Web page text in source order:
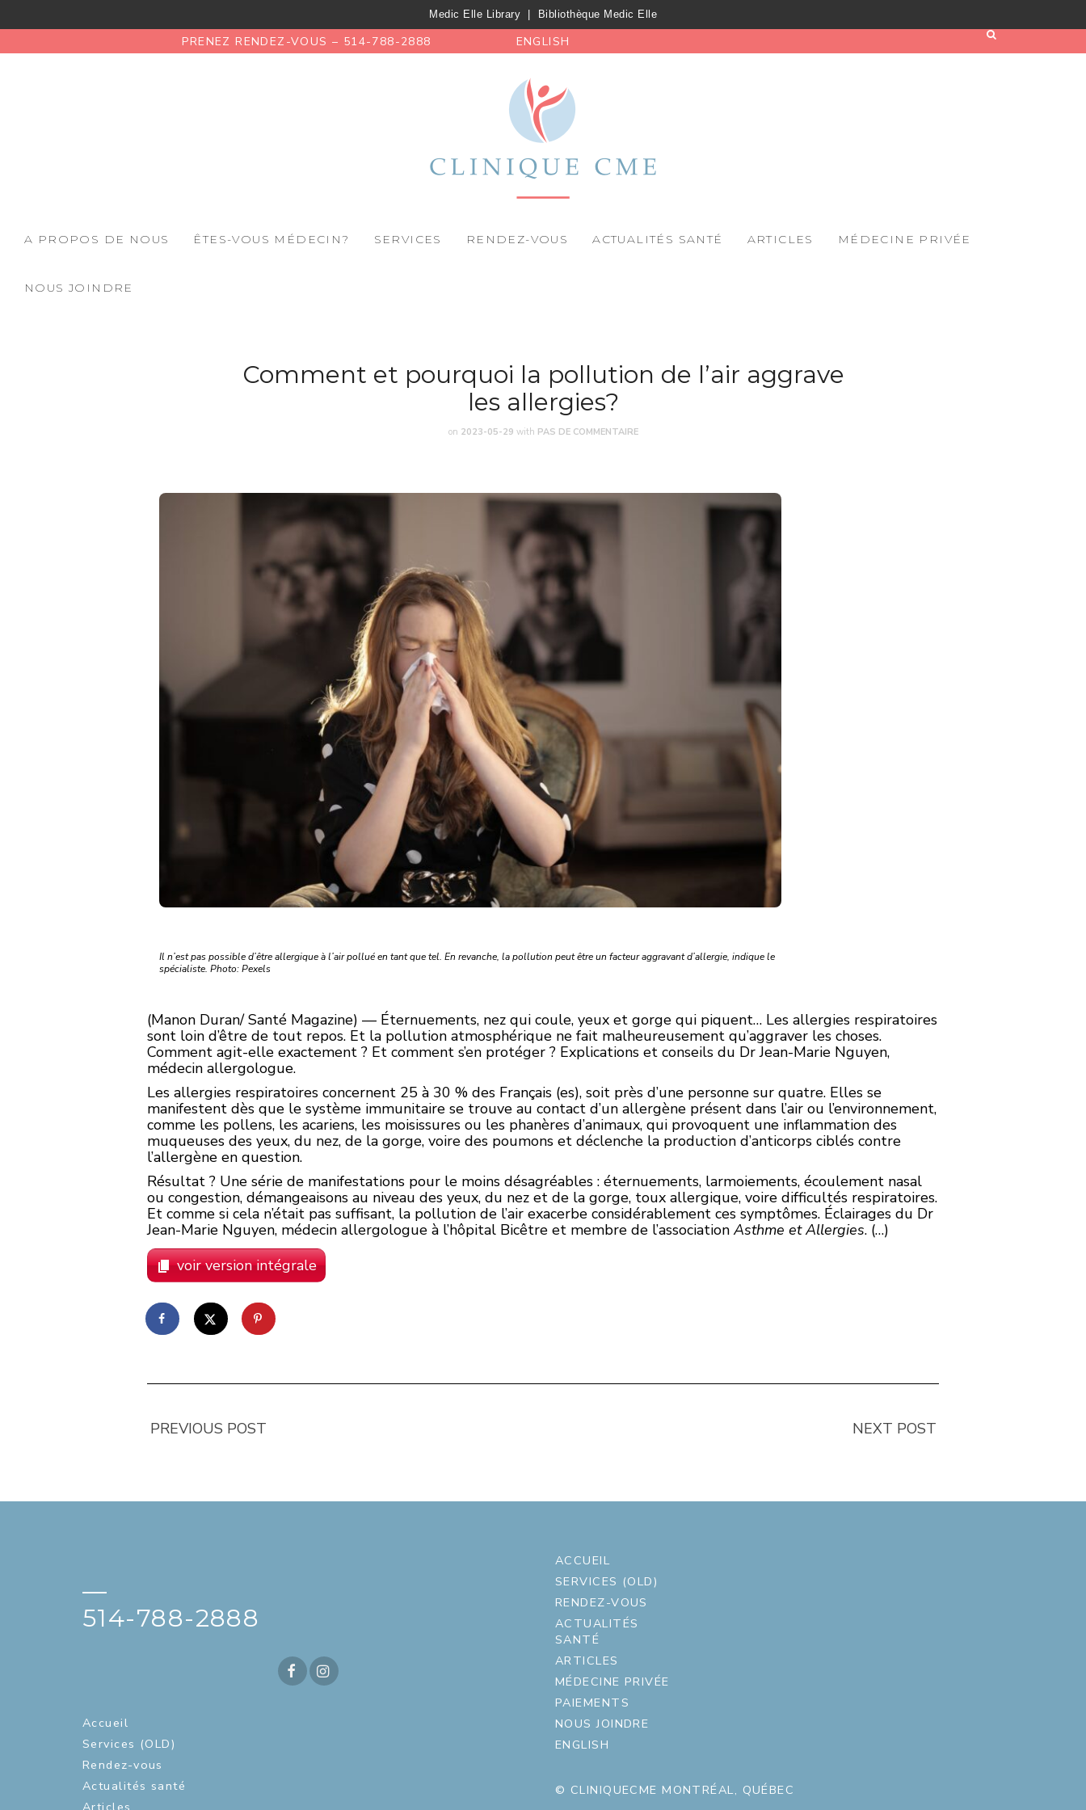
Medic Elle Library Bibliothèque Medic Elle
PRENEZ RENDEZ-VOUS – 514-788-2888 ENGLISH
A PROPOS DE NOUS ÊTES-VOUS MÉDECIN? SERVICES RENDEZ-VOUS ACTUALITÉS SANTÉ ARTICLES MÉDECINE PRIVÉE
NOUS JOINDRE
Comment et pourquoi la pollution de l’air aggrave
les allergies?
on 2023-05-29 with PAS DE COMMENTAIRE
Il n’est pas possible d’être allergique à l’air pollué en tant que tel. En revanche, la pollution peut être un facteur aggravant d’allergie, indique le
spécialiste. Photo: Pexels
(Manon Duran/ Santé Magazine) — Éternuements, nez qui coule, yeux et gorge qui piquent… Les allergies respiratoires
sont loin d’être de tout repos. Et la pollution atmosphérique ne fait malheureusement qu’aggraver les choses.
Comment agit-elle exactement ? Et comment s’en protéger ? Explications et conseils du Dr Jean-Marie Nguyen,
médecin allergologue.
Les allergies respiratoires concernent 25 à 30 % des Français (es), soit près d’une personne sur quatre. Elles se
manifestent dès que le système immunitaire se trouve au contact d’un allergène présent dans l’air ou l’environnement,
comme les pollens, les acariens, les moisissures ou les phanères d’animaux, qui provoquent une inflammation des
muqueuses des yeux, du nez, de la gorge, voire des poumons et déclenche la production d’anticorps ciblés contre
l’allergène en question.
Résultat ? Une série de manifestations pour le moins désagréables : éternuements, larmoiements, écoulement nasal
ou congestion, démangeaisons au niveau des yeux, du nez et de la gorge, toux allergique, voire difficultés respiratoires.
Et comme si cela n’était pas suffisant, la pollution de l’air exacerbe considérablement ces symptômes. Éclairages du Dr
Jean-Marie Nguyen, médecin allergologue à l’hôpital Bicêtre et membre de l’associationAsthme et Allergies. (…)
voir version intégrale
PREVIOUS POST NEXT POST
—
514-788-2888
Accueil
Services (OLD)
Rendez-vous
Actualités santé
Articles
ACCUEIL
SERVICES (OLD)
RENDEZ-VOUS
ACTUALITÉS
SANTÉ
ARTICLES
MÉDECINE PRIVÉE
PAIEMENTS
NOUS JOINDRE
ENGLISH
© CLINIQUECME MONTRÉAL, QUÉBEC